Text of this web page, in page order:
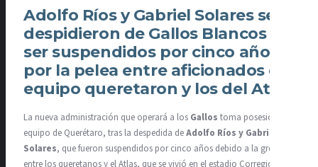
Adolfo Ríos y Gabriel Solares se
despidieron de Gallos Blancos al
ser suspendidos por cinco años
por la pelea entre aficionados del
equipo queretaron y los del Atlas
La nueva administración que operará a los Gallos toma posesión del
equipo de Querétaro, tras la despedida deAdolfo Ríos y Gabriel
Solares, que fueron suspendidos por cinco años debido a la gresca
entre los queretanos y el Atlas, que se vivió en el estadio Corregidora.